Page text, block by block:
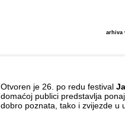
arhiva
Otvoren je 26. po redu festival
domaćoj publici predstavlja
dobro poznata, tako i zvijezde u